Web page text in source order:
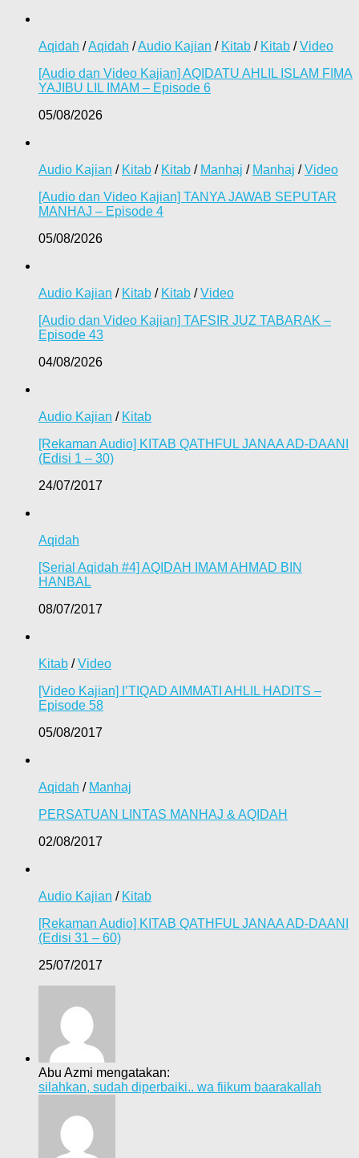
Aqidah /Aqidah /Audio Kajian / Kitab / Kitab /Video
[Audio dan Video Kajian] AQIDATU AHLIL ISLAM FIMA
YAJIBU LIL IMAM – Episode 6
05/08/2026
Audio Kajian / Kitab / Kitab / Manhaj / Manhaj /Video
[Audio dan Video Kajian] TANYA JAWAB SEPUTAR
MANHAJ – Episode 4
05/08/2026
Audio Kajian / Kitab / Kitab /Video
[Audio dan Video Kajian] TAFSIR JUZ TABARAK –
Episode 43
04/08/2026
Audio Kajian / Kitab
[Rekaman Audio] KITAB QATHFUL JANAA AD-DAANI
(Edisi 1 – 30)
24/07/2017
Aqidah
[Serial Aqidah #4] AQIDAH IMAM AHMAD BIN
HANBAL
08/07/2017
Kitab /Video
[Video Kajian] I’TIQAD AIMMATI AHLIL HADITS –
Episode 58
05/08/2017
Aqidah / Manhaj
PERSATUAN LINTAS MANHAJ & AQIDAH
02/08/2017
Audio Kajian / Kitab
[Rekaman Audio] KITAB QATHFUL JANAA AD-DAANI
(Edisi 31 – 60)
25/07/2017
Abu Azmi mengatakan:
silahkan, sudah diperbaiki.. wa fiikum baarakallah